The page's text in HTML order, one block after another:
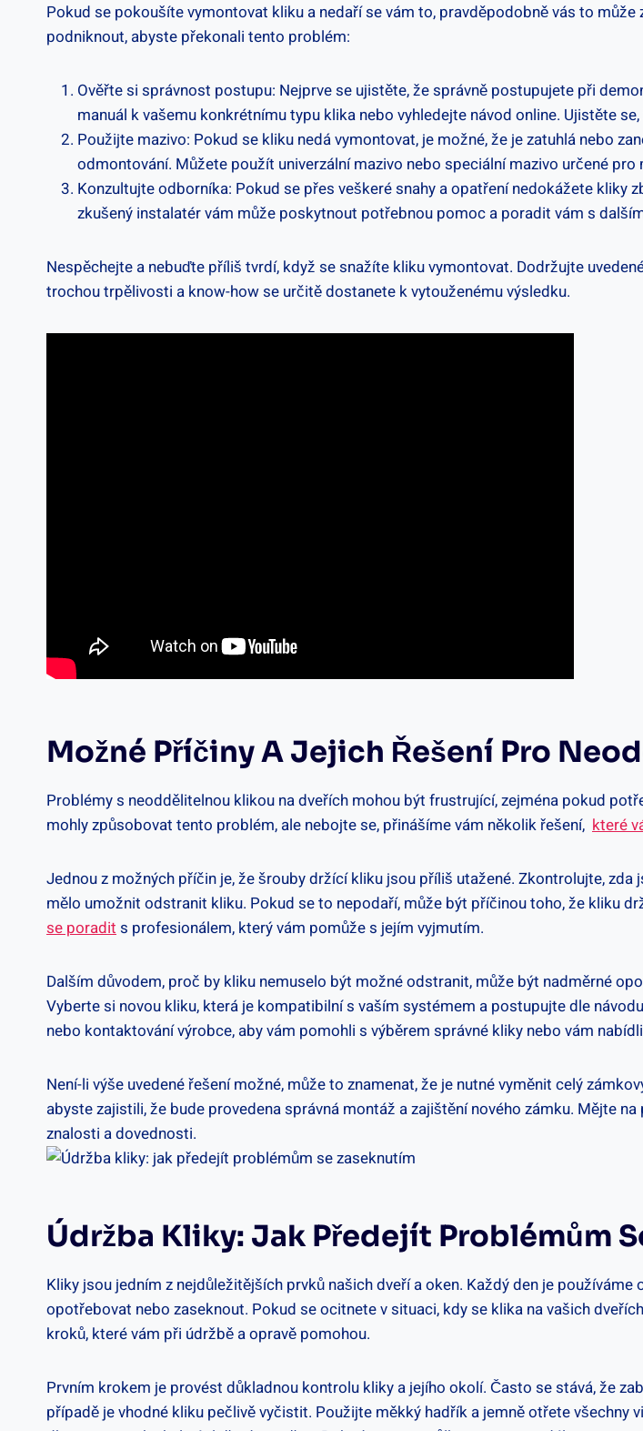
Pokud se pokoušíte vymontovat kliku a nedaří se ⁤vám to, pravděpodobně vás to
podniknout, abyste překonali tento problém:
Ověřte ‌si správnost postupu: Nejprve se ujistěte,⁤ že správně postupujete při
⁢manuál k vašemu konkrétnímu typu klika nebo vyhledejte návod online. Ujistěte
Použijte⁣ mazivo: Pokud se kliku​ nedá vymontovat,⁢ je možné, ⁣že je zatuhlá nebo
odmontování. Můžete použít univerzální mazivo nebo speciální mazivo ⁢určené pro
Konzultujte odborníka: Pokud se ‍přes veškeré ​snahy a opatření nedokážete
zkušený instalatér vám může ​poskytnout potřebnou⁣ pomoc a poradit vám s
Nespěchejte a nebuďte příliš tvrdí, když se ⁣snažíte kliku vymontovat. Dodržujte
trochou trpělivosti a know-how se určitě dostanete k vytouženému výsledku.
Možné Příčiny A Jejich Řešení Pro
Problémy s neoddělitelnou klikou na dveřích mohou ‍být frustrující, zejména pokud
mohly způsobovat tento problém, ale nebojte se, přinášíme vám několik řešení, ‌ které
Jednou z možných příčin je, že šrouby držící kliku jsou příliš ‌utažené. Zkontrolujte,
mělo ⁤umožnit odstranit kliku. Pokud se to nepodaří, může být příčinou toho, že kliku
se poradits⁣ profesionálem, ​který vám pomůže s jejím vyjmutím.
Dalším důvodem, proč by kliku​ nemuselo být možné odstranit, ​může být nadměrné
Vyberte si novou kliku, která je kompatibilní ‌s vaším systémem a postupujte ​dle
nebo kontaktování výrobce, aby vám pomohli‌ s výběrem správné kliky‌ nebo vám
Není-li výše uvedené řešení možné, může to znamenat, že je nutné vyměnit celý
abyste zajistili, že bude⁢ provedena správná montáž a zajištění nového zámku. Mějte
znalosti a dovednosti.
Údržba Kliky: Jak ​předejít Problémům
Kliky jsou jedním z nejdůležitějších prvků našich dveří ‌a oken.​ Každý den je
opotřebovat nebo zaseknout. Pokud se ocitnete v‍ situaci, kdy se⁢ klika na vašich
kroků, které vám při údržbě a ⁣opravě ‌pomohou.
Prvním krokem je provést důkladnou kontrolu ⁤kliky a jejího‍ okolí. Často se‌ stává, že⁢
případě je⁢ vhodné kliku pečlivě vyčistit. Použijte měkký hadřík a jemně otřete